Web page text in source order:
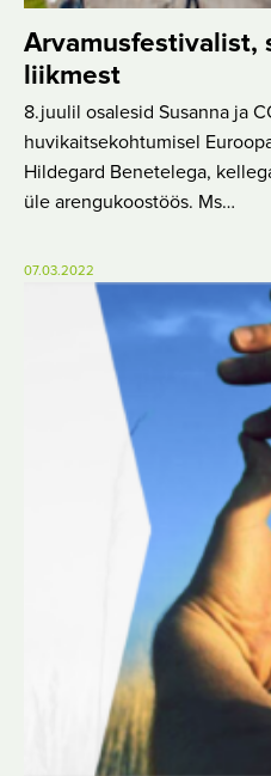
Arvamusfestivalist,
liikmest
8.juulil osalesid Susanna ja
huvikaitsekohtumisel
Hildegard Benetelega,
üle arengukoostöös. Ms…
07.03.2022